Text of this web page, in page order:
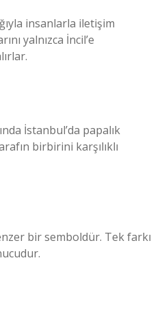
insanlarla iletişim
yalnızca İncil’e
İstanbul’da papalık
birbirini karşılıklı
bir semboldür. Tek farkı